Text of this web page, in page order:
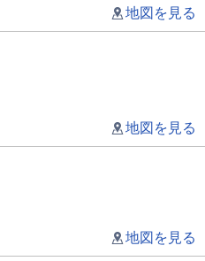
地図を見る
地図を見る
地図を見る